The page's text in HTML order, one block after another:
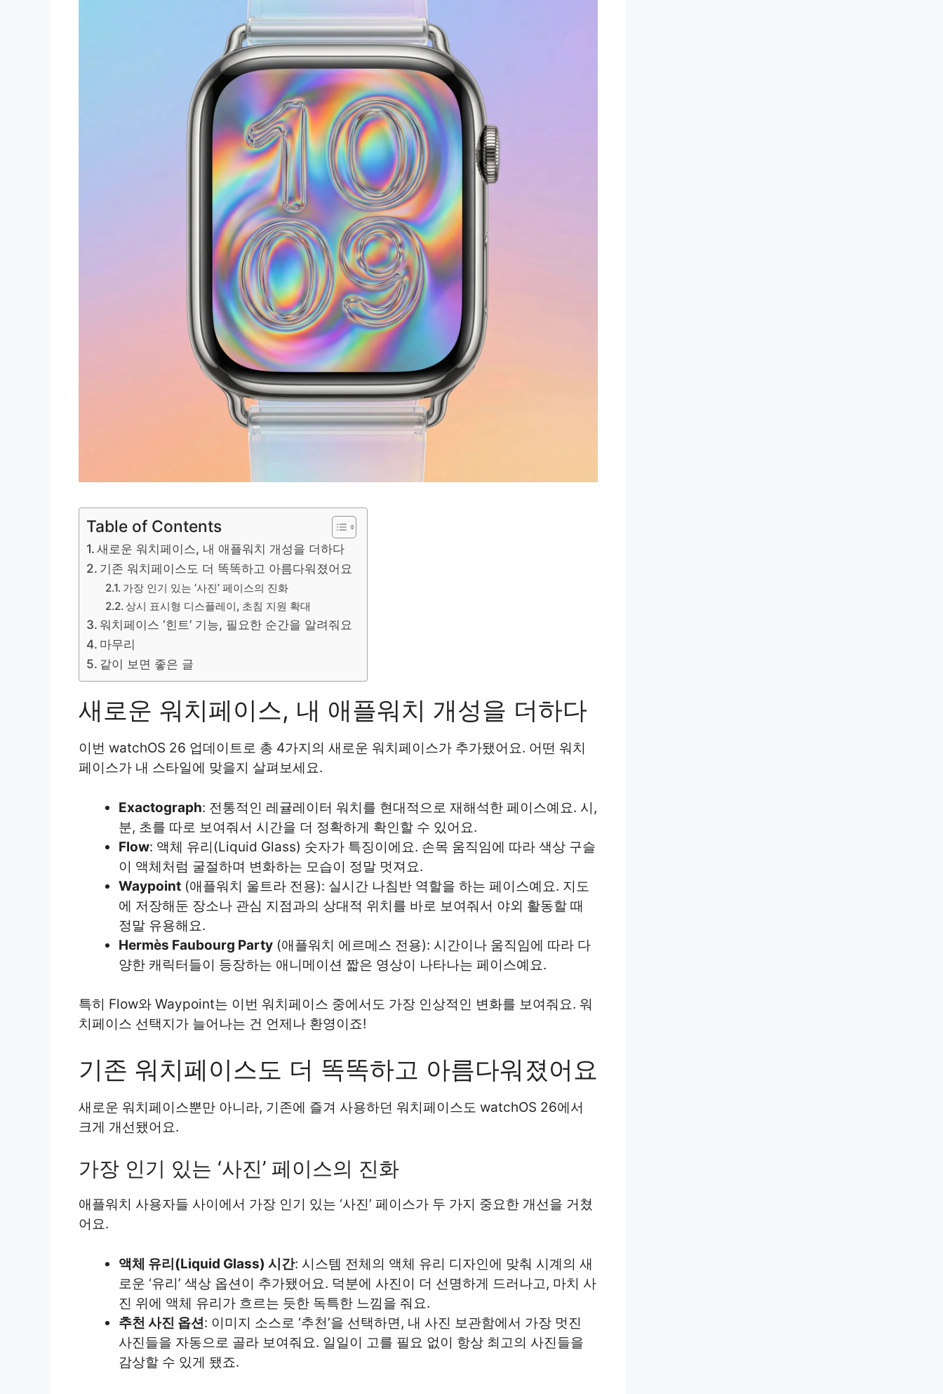
Table of Contents
새로운 워치페이스, 내 애플워치 개성을 더하다
기존 워치페이스도 더 똑똑하고 아름다워졌어요
가장 인기 있는 ‘사진’ 페이스의 진화
상시 표시형 디스플레이, 초침 지원 확대
워치페이스 ‘힌트’ 기능, 필요한 순간을 알려줘요
마무리
같이 보면 좋은 글
새로운 워치페이스, 내 애플워치 개성을 더하다
이번 watchOS 26 업데이트로 총 4가지의 새로운 워치페이스가 추가됐어요. 어떤 워치
페이스가 내 스타일에 맞을지 살펴보세요.
Exactograph: 전통적인 레귤레이터 워치를 현대적으로 재해석한 페이스예요. 시,
분, 초를 따로 보여줘서 시간을 더 정확하게 확인할 수 있어요.
Flow: 액체 유리(Liquid Glass) 숫자가 특징이에요. 손목 움직임에 따라 색상 구슬
이 액체처럼 굴절하며 변화하는 모습이 정말 멋져요.
Waypoint (애플워치 울트라 전용): 실시간 나침반 역할을 하는 페이스예요. 지도
에 저장해둔 장소나 관심 지점과의 상대적 위치를 바로 보여줘서 야외 활동할 때
정말 유용해요.
Hermès Faubourg Party (애플워치 에르메스 전용): 시간이나 움직임에 따라 다
양한 캐릭터들이 등장하는 애니메이션 짧은 영상이 나타나는 페이스예요.
특히 Flow와 Waypoint는 이번 워치페이스 중에서도 가장 인상적인 변화를 보여줘요. 워
치페이스 선택지가 늘어나는 건 언제나 환영이죠!
기존 워치페이스도 더 똑똑하고 아름다워졌어요
새로운 워치페이스뿐만 아니라, 기존에 즐겨 사용하던 워치페이스도 watchOS 26에서
크게 개선됐어요.
가장 인기 있는 ‘사진’ 페이스의 진화
애플워치 사용자들 사이에서 가장 인기 있는 ‘사진’ 페이스가 두 가지 중요한 개선을 거쳤
어요.
액체 유리(Liquid Glass) 시간: 시스템 전체의 액체 유리 디자인에 맞춰 시계의 새
로운 ‘유리’ 색상 옵션이 추가됐어요. 덕분에 사진이 더 선명하게 드러나고, 마치 사
진 위에 액체 유리가 흐르는 듯한 독특한 느낌을 줘요.
추천 사진 옵션 : 이미지 소스로 ‘추천’을 선택하면, 내 사진 보관함에서 가장 멋진
사진들을 자동으로 골라 보여줘요. 일일이 고를 필요 없이 항상 최고의 사진들을
감상할 수 있게 됐죠.